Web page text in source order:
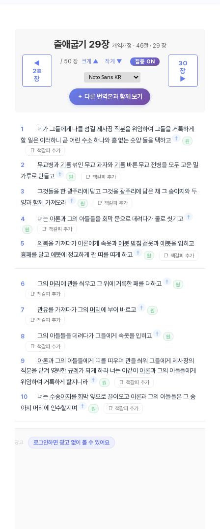
◀
28
장
출애굽기 29장개역개정 · 46절 · 29 장
/ 50 장 크게 ▲ 작게 ▼ 집중 ON
＋ 다른 번역본과 함께 보기
30
장
▶
1 네가 그들에게 나를 섬길제사장 직분을 위임하여 그들을 거룩하게
할 일은 이러하니 곧 어린 수소 하나와 흠 없는 숫양 둘을 택하고 † 원
📑 책갈피 추가
2 무교병과 기름섞인무교 과자와 기름바른무교 전병을모두고운 밀
가루로 만들고 † 원 📑 책갈피 추가
3 그것들을 한 광주리에 담고 그것을 광주리에 담은 채 그 송아지와 두
양과 함께 가져오라 † 원 📑 책갈피 추가
4 너는 아론과 그의 아들들을 회막문으로 데려다가 물로 씻기고 †
원 📑 책갈피 추가
5 의복을 가져다가 아론에게 속옷과 에봇 받침 겉옷과 에봇을 입히고
흉패를 달고 에봇에 정교하게 짠 띠를 띠게 하고 † 원 📑 책갈피 추가
6 그의 머리 에 관을 씌우고 그 위에 거룩한 패를 더하고 † 원
📑 책갈피 추가
7 관유를 가져다가 그의 머리 에 부어 바르고 † 원
📑 책갈피 추가
8 그의 아들들을 데려다가 그들에게 속옷을 입히고 † 원
📑 책갈피 추가
9 아론과 그의 아들들에게 띠를 띠우며 관을 씌워 그들에게 제사장의
직분을 맡겨 영원한규례가 되게 하라 너는 이같이 아론과 그의 아들들에게
위임하여 거룩하게 할지니라 † 원 📑 책갈피 추가
10 너는 수송아지 를회막 앞으로 끌어오고 아론과 그의 아들들은 그 송
아지 머리 에 안수할지며 † 원 📑 책갈피 추가
광고 로그인하면 광고 없이 볼 수 있어요